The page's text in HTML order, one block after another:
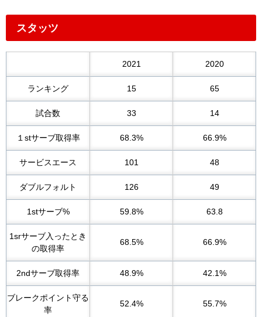
スタッツ
2021 2020
ランキング 15 65
試合数 33 14
１stサーブ取得率 68.3% 66.9%
サービスエース 101 48
ダブルフォルト 126 49
1stサーブ% 59.8% 63.8
1srサーブ入ったとき
の取得率
68.5% 66.9%
2ndサーブ取得率 48.9% 42.1%
ブレークポイント守る
率
52.4% 55.7%